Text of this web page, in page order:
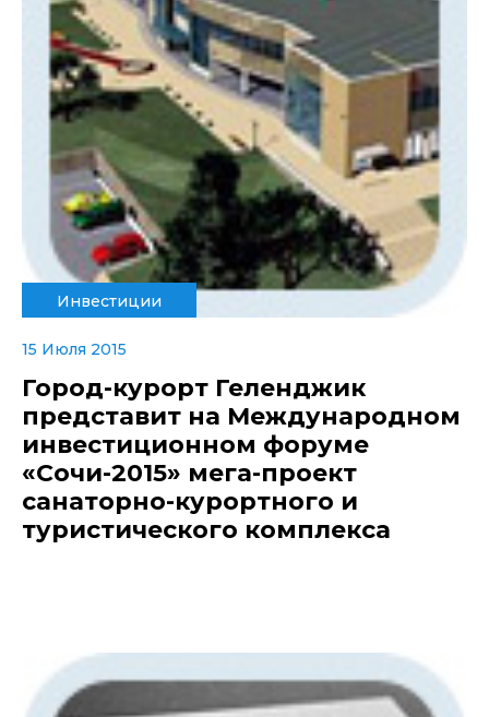
Инвестиции
15 Июля 2015
Город-курорт Геленджик
представит на Международном
инвестиционном форуме
«Сочи-2015» мега-проект
санаторно-курортного и
туристического комплекса